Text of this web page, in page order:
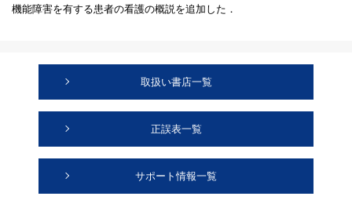
機能障害を有する患者の看護の概説を追加した．
取扱い書店一覧
正誤表一覧
サポート情報一覧